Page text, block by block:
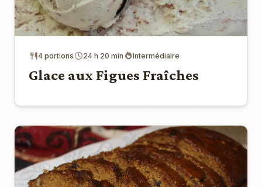
4 portions 24 h 20 min Intermédiaire
Glace aux Figues Fraîches